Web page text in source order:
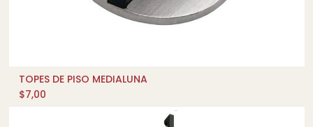
QUICK SHOP
TOPES DE PISO MEDIALUNA
$7,00